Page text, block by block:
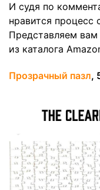
И судя по
нравится процесс
Представляем
из каталога
Прозрачный пазл,